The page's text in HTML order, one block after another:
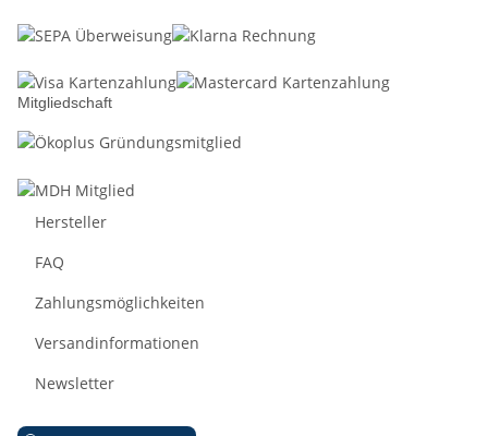
Mitgliedschaft
Hersteller
FAQ
Zahlungsmöglichkeiten
Versandinformationen
Newsletter